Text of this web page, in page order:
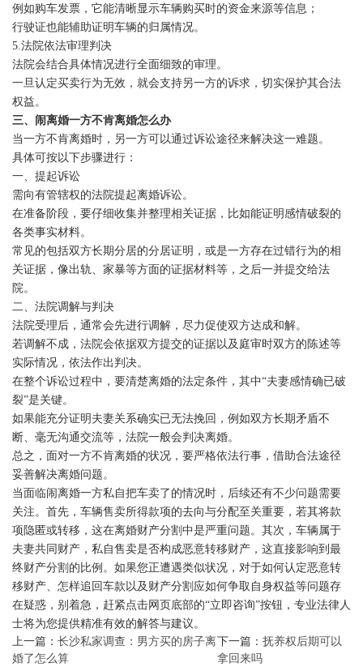
例如购车发票，它能清晰显示车辆购买时的资金来源等信息；
行驶证也能辅助证明车辆的归属情况。
5.法院依法审理判决
法院会结合具体情况进行全面细致的审理。
一旦认定买卖行为无效，就会支持另一方的诉求，切实保护其合法
权益。
三、闹离婚一方不肯离婚怎么办
当一方不肯离婚时，另一方可以通过诉讼途径来解决这一难题。
具体可按以下步骤进行：
一、提起诉讼
需向有管辖权的法院提起离婚诉讼。
在准备阶段，要仔细收集并整理相关证据，比如能证明感情破裂的
各类事实材料。
常见的包括双方长期分居的分居证明，或是一方存在过错行为的相
关证据，像出轨、家暴等方面的证据材料等，之后一并提交给法
院。
二、法院调解与判决
法院受理后，通常会先进行调解，尽力促使双方达成和解。
若调解不成，法院会依据双方提交的证据以及庭审时双方的陈述等
实际情况，依法作出判决。
在整个诉讼过程中，要清楚离婚的法定条件，其中“夫妻感情确已破
裂”是关键。
如果能充分证明夫妻关系确实已无法挽回，例如双方长期矛盾不
断、毫无沟通交流等，法院一般会判决离婚。
总之，面对一方不肯离婚的状况，要严格依法行事，借助合法途径
妥善解决离婚问题。
当面临闹离婚一方私自把车卖了的情况时，后续还有不少问题需要
关注。首先，车辆售卖所得款项的去向与分配至关重要，若其将款
项隐匿或转移，这在离婚财产分割中是严重问题。其次，车辆属于
夫妻共同财产，私自售卖是否构成恶意转移财产，这直接影响到最
终财产分割的比例。如果您正遭遇类似状况，对于如何认定恶意转
移财产、怎样追回车款以及财产分割应如何争取自身权益等问题存
在疑惑，别着急，赶紧点击网页底部的“立即咨询”按钮，专业法律人
士将为您提供精准有效的解答与建议。
上一篇： 长沙私家调查：男方买的房子离
婚了怎么算
下一篇： 抚养权后期可以
拿回来吗